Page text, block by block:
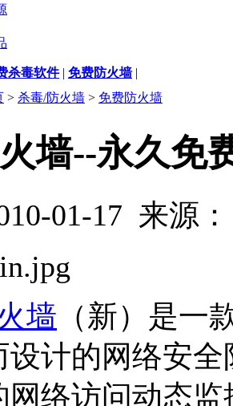
杀毒软件| 免费防火墙|
> 杀毒/防火墙 > 免费防火墙
墙--永久免
01-17 来源
墙 （新）是一
设计的网络安
网络访问动态